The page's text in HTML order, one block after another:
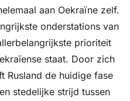
aan Oekraïne zelf.
onderstations van
prioriteit
staat. Door zich
Rusland de huidige fase
stedelijke strijd tussen